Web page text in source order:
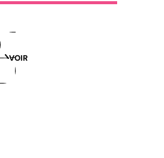
VOIR